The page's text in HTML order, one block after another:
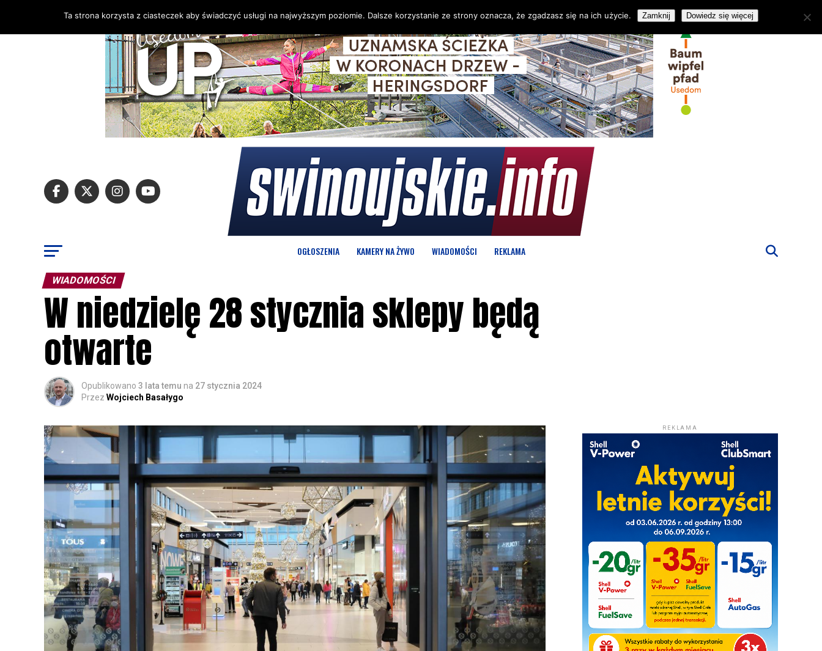
OGŁOSZENIA KAMERY NA ŻYWO WIADOMOŚCI REKLAMA
WIADOMOŚCI
W niedzielę 28 stycznia sklepy będą
otwarte
Opublikowano 3 lata temu na 27 stycznia 2024
Przez Wojciech Basałygo
REKLAMA
Ta strona korzysta z ciasteczek aby świadczyć usługi na najwyższym poziomie. Dalsze korzystanie ze strony oznacza, że zgadzasz się na ich użycie. Zamknij Dowiedz się więcej